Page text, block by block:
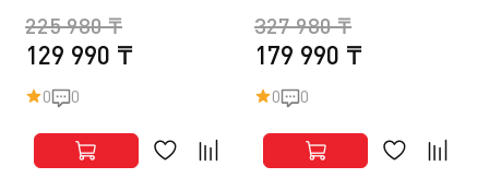
129 990 ₸
225 980 ₸
0 0
179 990 ₸
327 980 ₸
0 0